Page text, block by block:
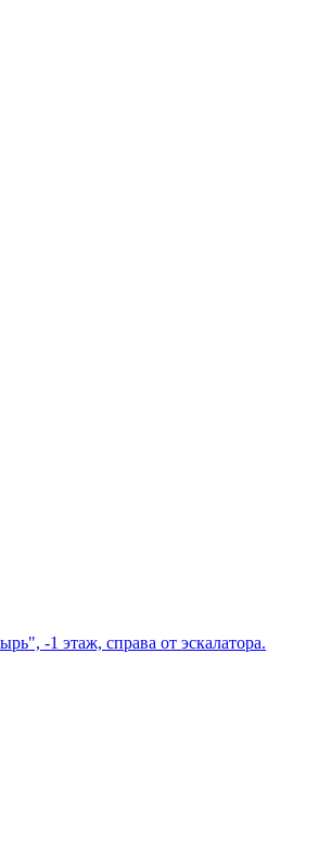
-1 этаж, справа от эскалатора.